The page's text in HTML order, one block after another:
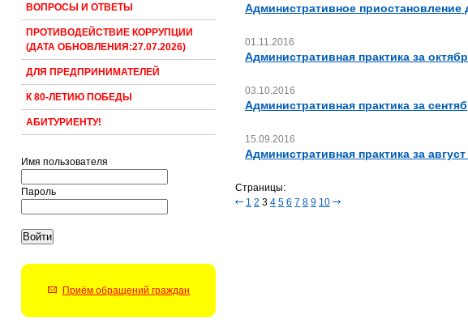
ВОПРОСЫ И ОТВЕТЫ
ПРОТИВОДЕЙСТВИЕ КОРРУПЦИИ
(ДАТА ОБНОВЛЕНИЯ:27.07.2026)
ДЛЯ ПРЕДПРИНИМАТЕЛЕЙ
К 80-ЛЕТИЮ ПОБЕДЫ
АБИТУРИЕНТУ!
Имя пользователя
Пароль
Приём обращений граждан
Административное приостановление
01.11.2016
Административная практика за
03.10.2016
Административная практика за
15.09.2016
Административная практика за
Страницы:
1 2 3 4 5 6 7 8 9 10